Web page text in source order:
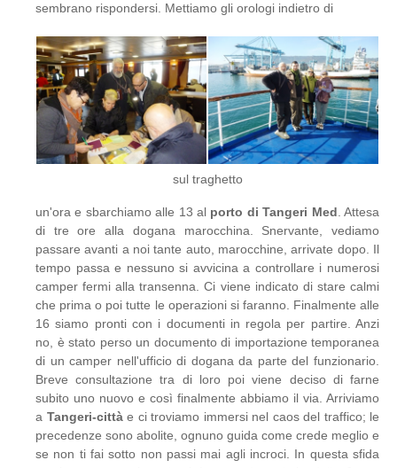
sembrano rispondersi. Mettiamo gli orologi indietro di
sul traghetto
un'ora e sbarchiamo alle 13 al porto di Tangeri Med . Attesa
di tre ore alla dogana marocchina. Snervante, vediamo
passare avanti a noi tante auto, marocchine, arrivate dopo. Il
tempo passa e nessuno si avvicina a controllare i numerosi
camper fermi alla transenna. Ci viene indicato di stare calmi
che prima o poi tutte le operazioni si faranno. Finalmente alle
16 siamo pronti con i documenti in regola per partire. Anzi
no, è stato perso un documento di importazione temporanea
di un camper nell'ufficio di dogana da parte del funzionario.
Breve consultazione tra di loro poi viene deciso di farne
subito uno nuovo e così finalmente abbiamo il via. Arriviamo
a Tangeri-cittàe ci troviamo immersi nel caos del traffico; le
precedenze sono abolite, ognuno guida come crede meglio e
se non ti fai sotto non passi mai agli incroci. In questa sfida